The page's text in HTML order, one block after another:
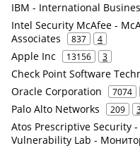
IBM - International
Intel Security McAfee -
Associates
837 4
Apple Inc 13156 3
Check Point Software
Oracle Corporation 7074
Palo Alto Networks 209
Atos Prescriptive Security -
Vulnerability Lab -